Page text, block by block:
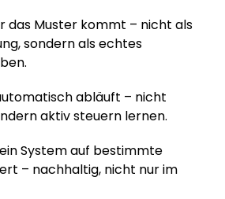
das Muster kommt – nicht als
sondern als echtes
abläuft – nicht
aktiv steuern lernen.
System auf bestimmte
– nachhaltig, nicht nur im